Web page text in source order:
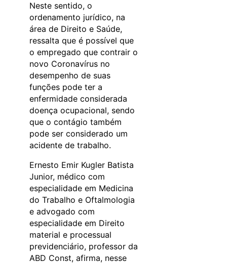
Neste sentido, o
ordenamento jurídico, na
área de Direito e Saúde,
ressalta que é possível que
o empregado que contrair o
novo Coronavírus no
desempenho de suas
funções pode ter a
enfermidade considerada
doença ocupacional, sendo
que o contágio também
pode ser considerado um
acidente de trabalho.
Ernesto Emir Kugler Batista
Junior, médico com
especialidade em Medicina
do Trabalho e Oftalmologia
e advogado com
especialidade em Direito
material e processual
previdenciário, professor da
ABD Const, afirma, nesse